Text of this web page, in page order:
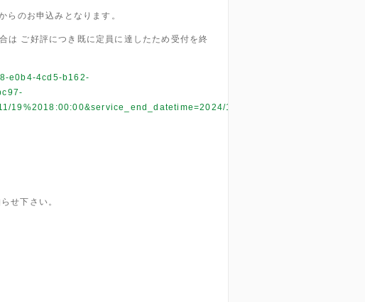
のお申込みとなります。
は ご好評につき既に定員に達したため受付を終
e0b4-4cd5-b162-
19%2018:00:00&service_end_datetime=2024/11/
せ下さい。